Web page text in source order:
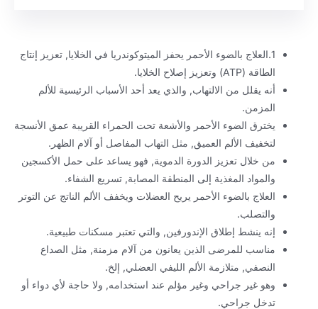
1.العلاج بالضوء الأحمر يحفز الميتوكوندريا في الخلايا, تعزيز إنتاج
الطاقة (ATP) وتعزيز إصلاح الخلايا.
أنه يقلل من الالتهاب, والذي يعد أحد الأسباب الرئيسية للألم
المزمن.
يخترق الضوء الأحمر والأشعة تحت الحمراء القريبة عمق الأنسجة
لتخفيف الألم العميق, مثل التهاب المفاصل أو آلام الظهر.
من خلال تعزيز الدورة الدموية, فهو يساعد على حمل الأكسجين
والمواد المغذية إلى المنطقة المصابة, تسريع الشفاء.
العلاج بالضوء الأحمر يريح العضلات ويخفف الألم الناتج عن التوتر
والتصلب.
إنه ينشط إطلاق الإندورفين, والتي تعتبر مسكنات طبيعية.
مناسب للمرضى الذين يعانون من آلام مزمنة, مثل الصداع
النصفي, متلازمة الألم الليفي العضلي, إلخ.
وهو غير جراحي وغير مؤلم عند استخدامه, ولا حاجة لأي دواء أو
تدخل جراحي.